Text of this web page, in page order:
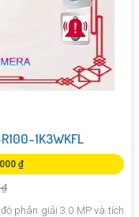
1K3WKFL
₫
phân giải 3.0 MP và tích